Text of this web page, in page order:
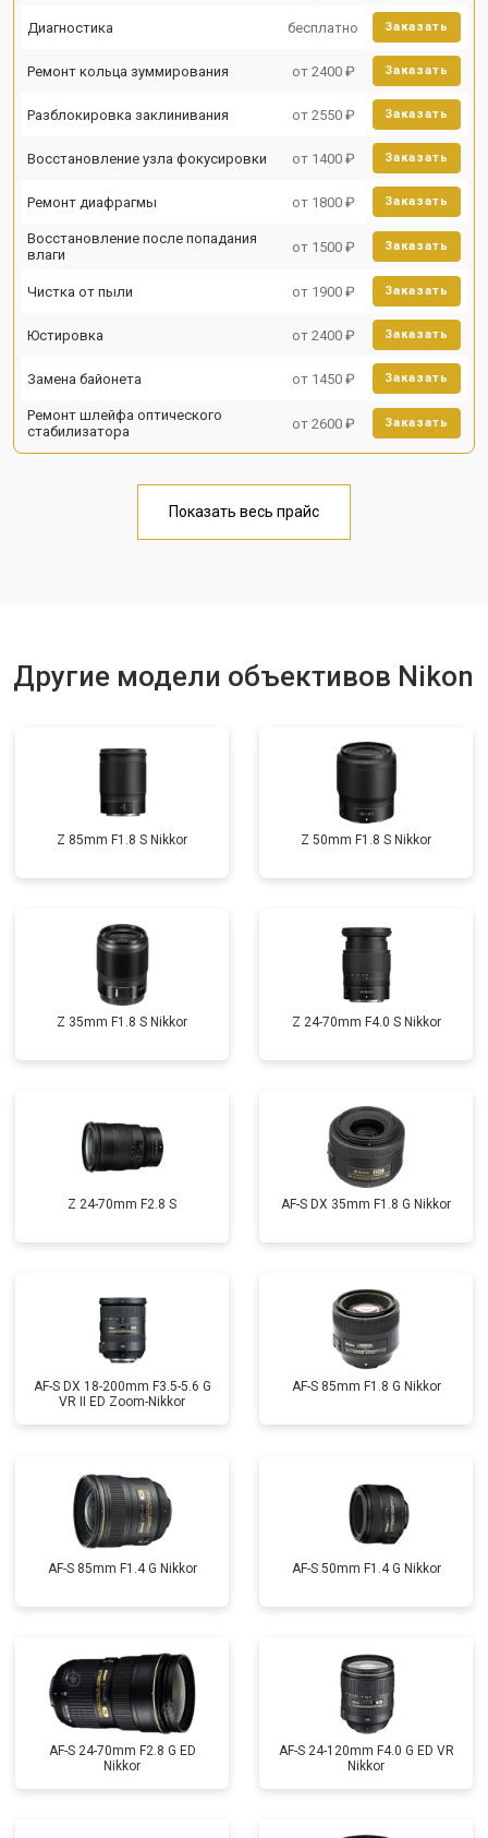
Диагностика бесплатно Заказать
Ремонт кольца зуммирования от 2400 ₽ Заказать
Разблокировка заклинивания от 2550 ₽ Заказать
Восстановление узла фокусировки от 1400 ₽ Заказать
Ремонт диафрагмы от 1800 ₽ Заказать
Восстановление после попадания
влаги
от 1500 ₽ Заказать
Чистка от пыли от 1900 ₽ Заказать
Юстировка от 2400 ₽ Заказать
Замена байонета от 1450 ₽ Заказать
Ремонт шлейфа оптического
стабилизатора
от 2600 ₽ Заказать
Показать весь прайс
Другие модели объективов Nikon
Z 85mm F1.8 S Nikkor Z 50mm F1.8 S Nikkor
Z 35mm F1.8 S Nikkor Z 24-70mm F4.0 S Nikkor
Z 24-70mm F2.8 S AF-S DX 35mm F1.8 G Nikkor
AF-S DX 18-200mm F3.5-5.6 G
VR II ED Zoom-Nikkor
AF-S 85mm F1.8 G Nikkor
AF-S 85mm F1.4 G Nikkor AF-S 50mm F1.4 G Nikkor
AF-S 24-70mm F2.8 G ED
Nikkor
AF-S 24-120mm F4.0 G ED VR
Nikkor